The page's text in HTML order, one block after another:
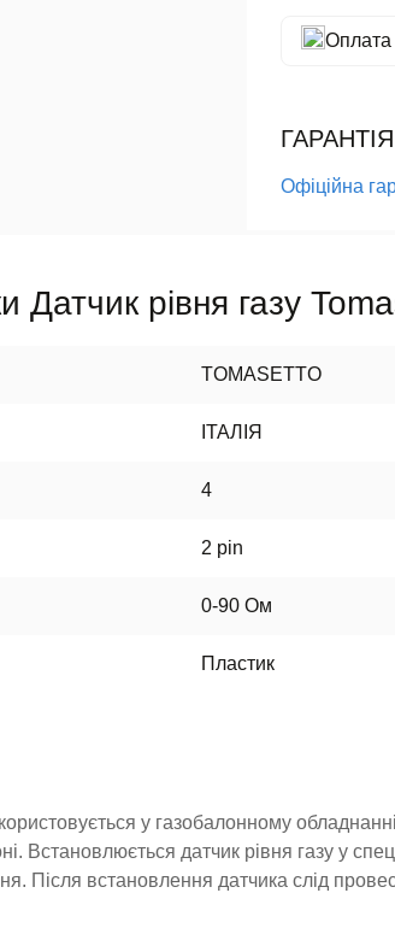
Оплата
ГАРАНТІЯ
Офіційна
Датчик рівня газу
TOMASETTO
ІТАЛІЯ
4
2 pin
0-90 Ом
Пластик
у газобалонному
Встановлюється датчик рівня газу у
Після встановлення датчика слід